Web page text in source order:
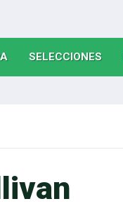
(CURRENT)
SELECCIONES